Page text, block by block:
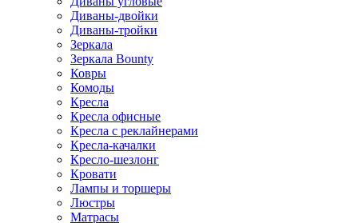
Диваны-двойки
Диваны-тройки
Зеркала
Зеркала Bounty
Ковры
Комоды
Кресла
Кресла офисные
Кресла с реклайнерами
Кресла-качалки
Кресло-шезлонг
Кровати
Лампы и торшеры
Люстры
Матрасы